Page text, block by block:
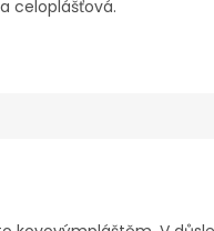
celoplášťová.